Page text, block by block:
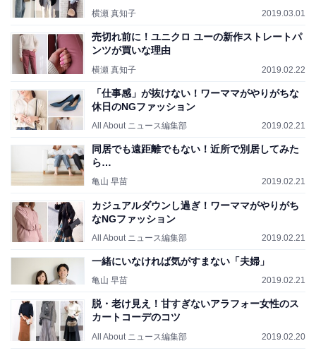
横瀬 真知子 2019.03.01
売切れ前に！ユニクロ ユーの新作ストレートパ
ンツが買いな理由
横瀬 真知子 2019.02.22
「仕事感」が抜けない！ワーママがやりがちな
休日のNGファッション
All About ニュース編集部 2019.02.21
同居でも遠距離でもない！近所で別居してみた
ら…
亀山 早苗 2019.02.21
カジュアルダウンし過ぎ！ワーママがやりがち
なNGファッション
All About ニュース編集部 2019.02.21
一緒にいなければ気がすまない「夫婦」
亀山 早苗 2019.02.21
脱・老け見え！甘すぎないアラフォー女性のス
カートコーデのコツ
All About ニュース編集部 2019.02.20